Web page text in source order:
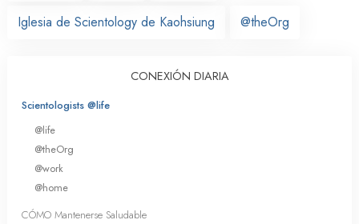
Iglesia de Scientology de Kaohsiung @theOrg
CONEXIÓN DIARIA
Scientologists @life
@life
@theOrg
@work
@home
CÓMO Mantenerse Saludable